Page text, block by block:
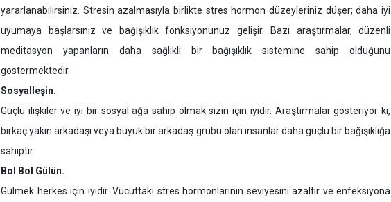
yararlanabilirsiniz. Stresin azalmasıyla birlikte stres hormon düzeyleriniz düşer; daha iyi
uyumaya başlarsınız ve bağışıklık fonksiyonunuz gelişir. Bazı araştırmalar, düzenli
meditasyon yapanların daha sağlıklı bir bağışıklık sistemine sahip olduğunu
göstermektedir.
Sosyalleşin.
Güçlü ilişkiler ve iyi bir sosyal ağa sahip olmak sizin için iyidir. Araştırmalar gösteriyor ki,
birkaç yakın arkadaşı veya büyük bir arkadaş grubu olan insanlar daha güçlü bir bağışıklığa
sahiptir.
Bol Bol Gülün.
Gülmek herkes için iyidir. Vücuttaki stres hormonlarının seviyesini azaltır ve enfeksiyona